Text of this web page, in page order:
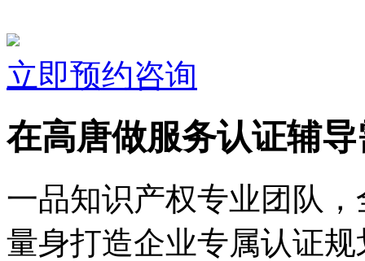
立即预约咨询
在高唐做服务认证辅
一品知识产权专业团队
量身打造企业专属认证